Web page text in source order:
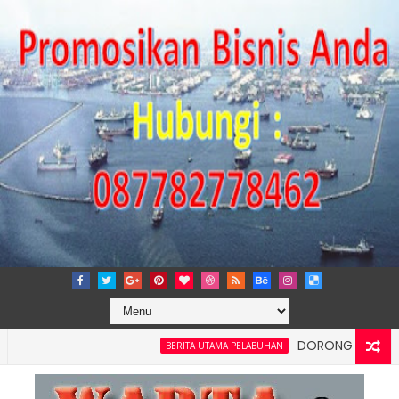
BERITA UTAMA PELABUHAN DORONG